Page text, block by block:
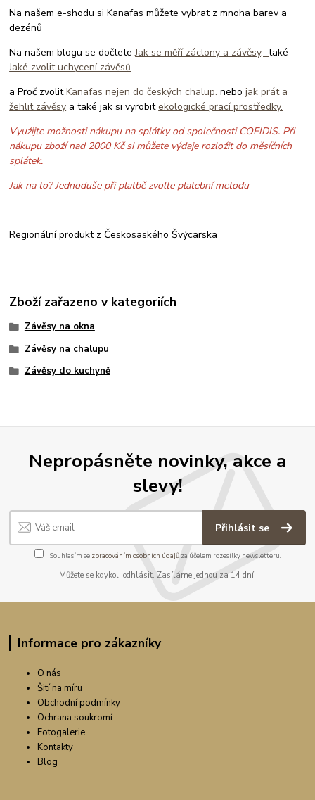
Na našem e-shodu si Kanafas můžete vybrat z mnoha barev a
dezénů
Na našem blogu se dočteteJak se měří záclony a závěsy,také
Jaké zvolit uchycení závěsů
a Proč zvolitKanafas nejen do českých chalup.nebojak prát a
žehlit závěsy a také jak si vyrobitekologické prací prostředky.
Využijte možnosti nákupu na splátky od společnosti COFIDIS. Při
nákupu zboží nad 2000 Kč si můžete výdaje rozložit do měsíčních
splátek.
Jak na to? Jednoduše při platbě zvolte platební metodu
Regionální produkt z Českosaského Švýcarska
Zboží zařazeno v kategoriích
Závěsy na okna
Závěsy na chalupu
Závěsy do kuchyně
Nepropásněte novinky, akce a
slevy!
Přihlásit se
Souhlasím se zpracováním osobních údajůza účelem rozesílky newsletteru.
Můžete se kdykoli odhlásit. Zasíláme jednou za 14 dní.
Informace pro zákazníky
O nás
Šití na míru
Obchodní podmínky
Ochrana soukromí
Fotogalerie
Kontakty
Blog